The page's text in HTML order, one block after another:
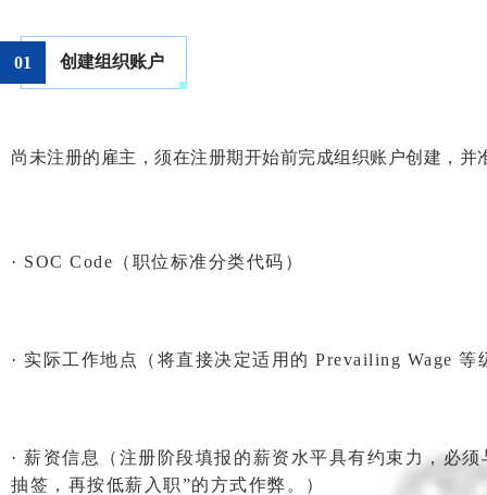
01 创建组织账户
尚未注册的雇主，须在注册期开始前完成组织账户创建，并
· SOC Code（职位标准分类代码）
· 实际工作地点（将直接决定适用的 Prevailing Wage 等
· 薪资信息（注册阶段填报的薪资水平具有约束力，必
抽签，再按低薪入职”的方式作弊。）